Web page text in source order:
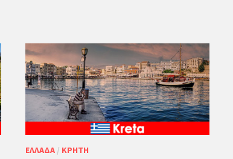
ΕΛΛΆΔΑ / ΚΡΉΤΗ